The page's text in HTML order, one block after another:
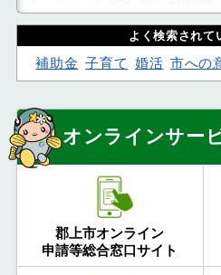
よく検索されて
補助金 子育て 婚活 市への
オンラインサー
郡上市オンライン
申請等総合窓口サイト